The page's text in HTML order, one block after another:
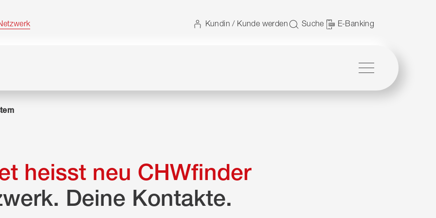
Kundin / Kunde werden Suche E-Banking
heisst neu CHWfinder
Deine Kontakte.